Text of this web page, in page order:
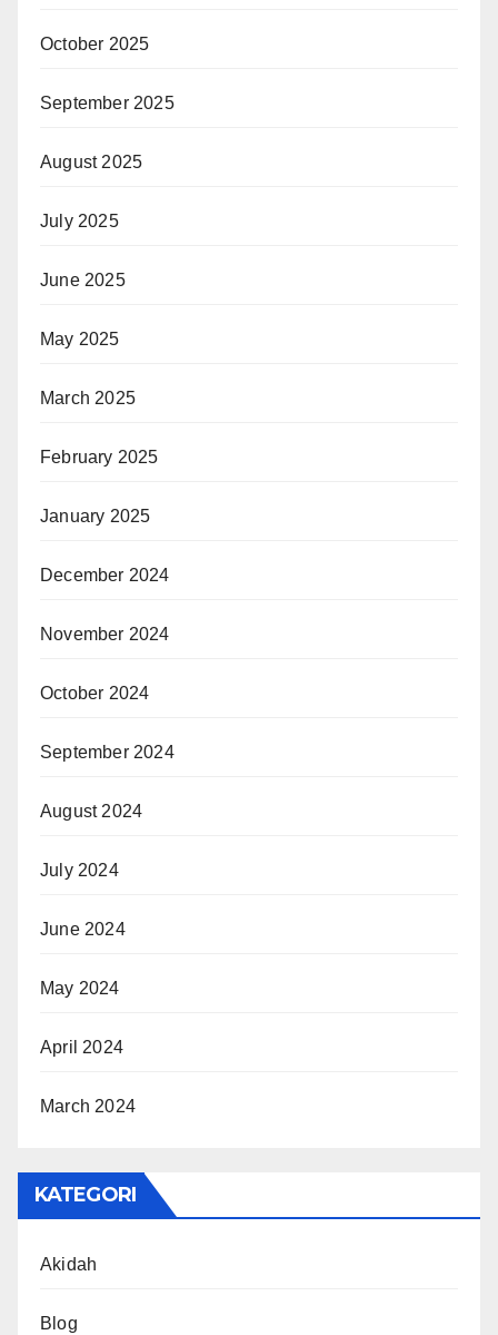
October 2025
September 2025
August 2025
July 2025
June 2025
May 2025
March 2025
February 2025
January 2025
December 2024
November 2024
October 2024
September 2024
August 2024
July 2024
June 2024
May 2024
April 2024
March 2024
KATEGORI
Akidah
Blog